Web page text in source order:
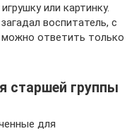
или картинку.
воспитатель, с
ответить только
старшей группы
для